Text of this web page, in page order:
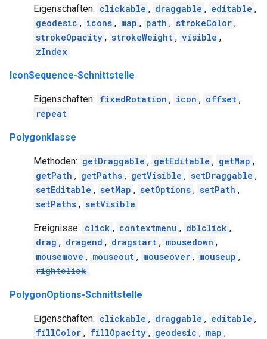
Eigenschaften: clickable , draggable , editable ,
geodesic , icons , map , path , strokeColor ,
strokeOpacity , strokeWeight , visible ,
zIndex
IconSequence-Schnittstelle
Eigenschaften: fixedRotation , icon , offset ,
repeat
Polygonklasse
Methoden: getDraggable , getEditable , getMap ,
getPath , getPaths , getVisible , setDraggable ,
setEditable , setMap , setOptions , setPath ,
setPaths , setVisible
Ereignisse: click , contextmenu , dblclick ,
drag , dragend , dragstart , mousedown ,
mousemove , mouseout , mouseover , mouseup ,
rightclick
PolygonOptions-Schnittstelle
Eigenschaften: clickable , draggable , editable ,
fillColor , fillOpacity , geodesic , map ,